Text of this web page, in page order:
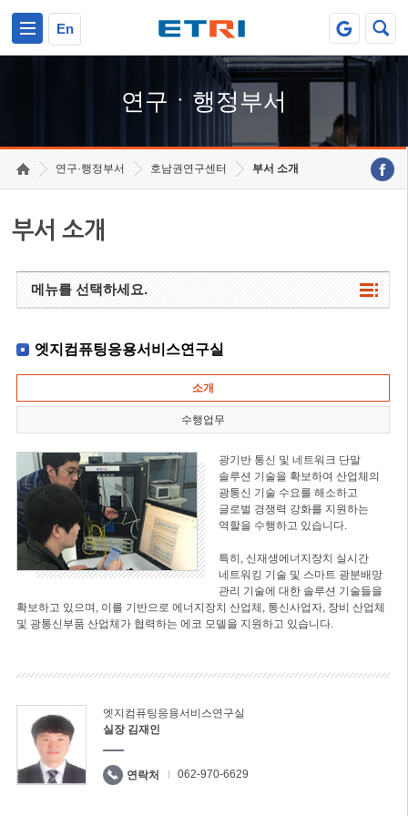
En
연구ㆍ행정부서
연구·행정부서 호남권연구센터 부서 소개
부서 소개
메뉴를 선택하세요.
엣지컴퓨팅응용서비스연구실
소개
수행업무
광기반 통신 및 네트워크 단말
솔루션 기술을 확보하여 산업체의
광통신 기술 수요를 해소하고
글로벌 경쟁력 강화를 지원하는
역할을 수행하고 있습니다.
특히, 신재생에너지장치 실시간
네트워킹 기술 및 스마트 광분배망
관리 기술에 대한 솔루션 기술들을
확보하고 있으며, 이를 기반으로 에너지장치 산업체, 통신사업자, 장비 산업체
및 광통신부품 산업체가 협력하는 에코 모델을 지원하고 있습니다.
엣지컴퓨팅응용서비스연구실
실장 김재인
연락처 062-970-6629